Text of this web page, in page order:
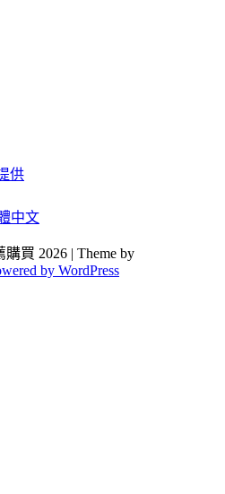
供
中文
買 2026 | Theme by
by WordPress